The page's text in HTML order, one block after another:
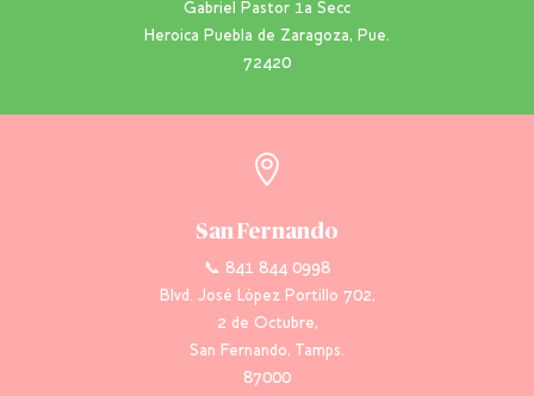
Gabriel Pastor 1a Secc
Heroica Puebla de Zaragoza, Pue.
72420

San Fernando
📞 841 844 0998
Blvd. José López Portillo 702,
2 de Octubre,
San Fernando, Tamps.
87000